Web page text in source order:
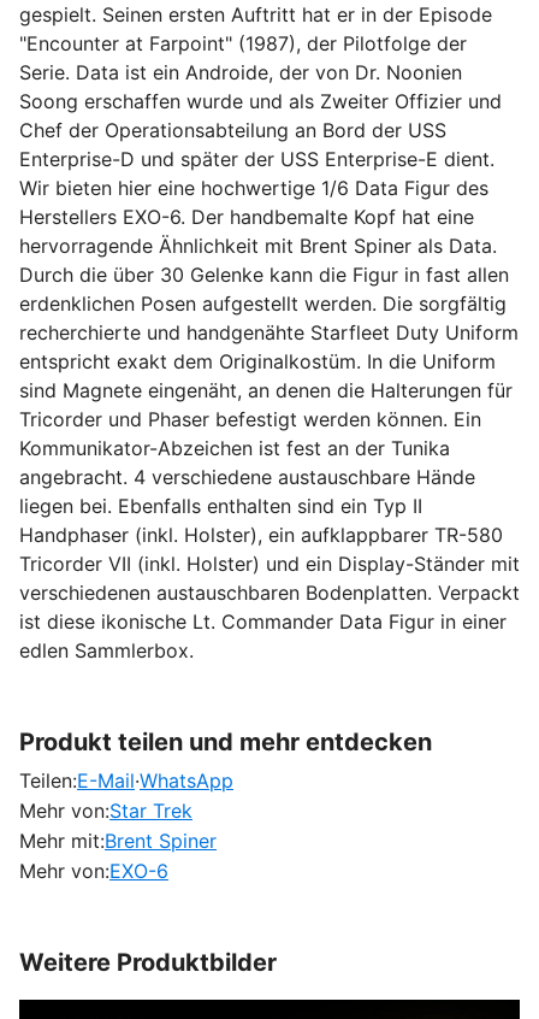
gespielt. Seinen ersten Auftritt hat er in der Episode
"Encounter at Farpoint" (1987), der Pilotfolge der
Serie. Data ist ein Androide, der von Dr. Noonien
Soong erschaffen wurde und als Zweiter Offizier und
Chef der Operationsabteilung an Bord der USS
Enterprise-D und später der USS Enterprise-E dient.
Wir bieten hier eine hochwertige 1/6 Data Figur des
Herstellers EXO-6. Der handbemalte Kopf hat eine
hervorragende Ähnlichkeit mit Brent Spiner als Data.
Durch die über 30 Gelenke kann die Figur in fast allen
erdenklichen Posen aufgestellt werden. Die sorgfältig
recherchierte und handgenähte Starfleet Duty Uniform
entspricht exakt dem Originalkostüm. In die Uniform
sind Magnete eingenäht, an denen die Halterungen für
Tricorder und Phaser befestigt werden können. Ein
Kommunikator-Abzeichen ist fest an der Tunika
angebracht. 4 verschiedene austauschbare Hände
liegen bei. Ebenfalls enthalten sind ein Typ II
Handphaser (inkl. Holster), ein aufklappbarer TR-580
Tricorder VII (inkl. Holster) und ein Display-Ständer mit
verschiedenen austauschbaren Bodenplatten. Verpackt
ist diese ikonische Lt. Commander Data Figur in einer
edlen Sammlerbox.
Produkt teilen und mehr entdecken
Teilen:E-Mail·WhatsApp
Mehr von:Star Trek
Mehr mit:Brent Spiner
Mehr von:EXO-6
Weitere Produktbilder